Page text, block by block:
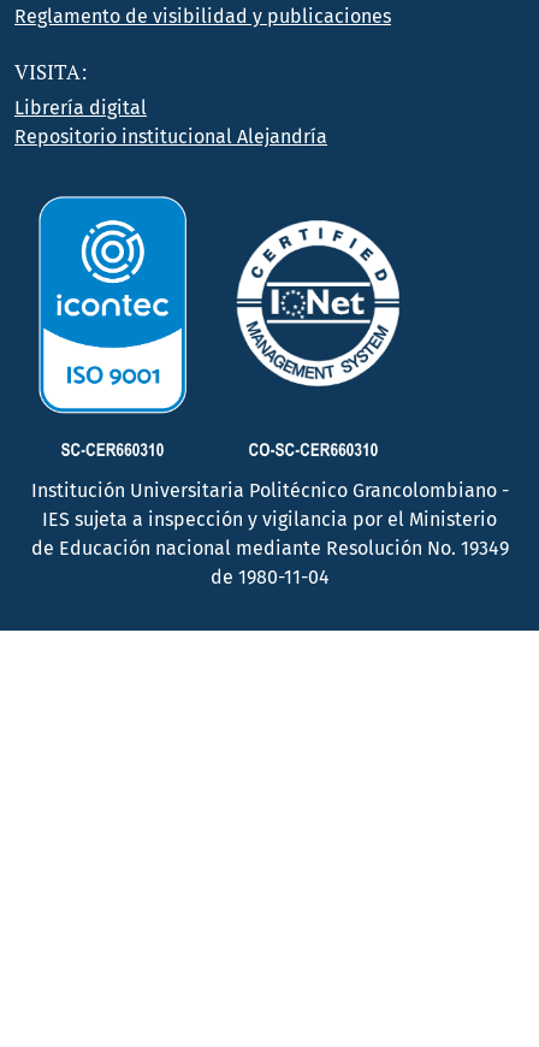
Reglamento de visibilidad y publicaciones
VISITA:
Librería digital
Repositorio institucional Alejandría
Institución Universitaria Politécnico Grancolombiano -
IES sujeta a inspección y vigilancia por el Ministerio
de Educación nacional mediante Resolución No. 19349
de 1980-11-04